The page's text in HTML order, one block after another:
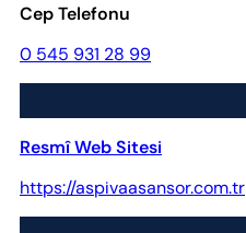
Cep Telefonu
0 545 931 28 99
Resmî Web Sitesi
https://aspivaasansor.com.tr